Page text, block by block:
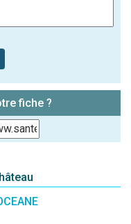
fiche ?